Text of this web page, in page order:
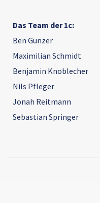
Das Team der 1c:
Ben Gunzer
Maximilian Schmidt
Benjamin Knoblecher
Nils Pfleger
Jonah Reitmann
Sebastian Springer